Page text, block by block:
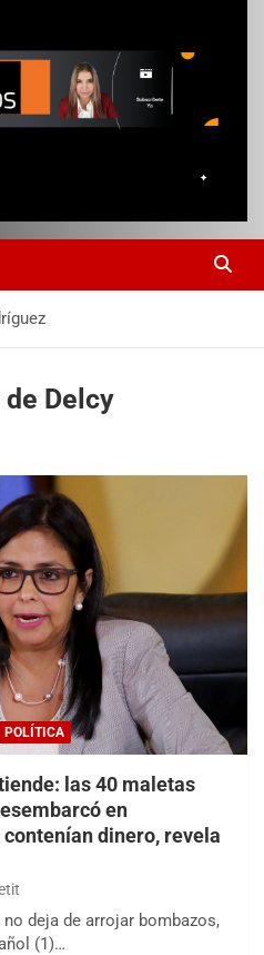
Delcy
POLÍTICA
las 40 maletas
en
dinero, revela
deja de arrojar bombazos,
(1)…